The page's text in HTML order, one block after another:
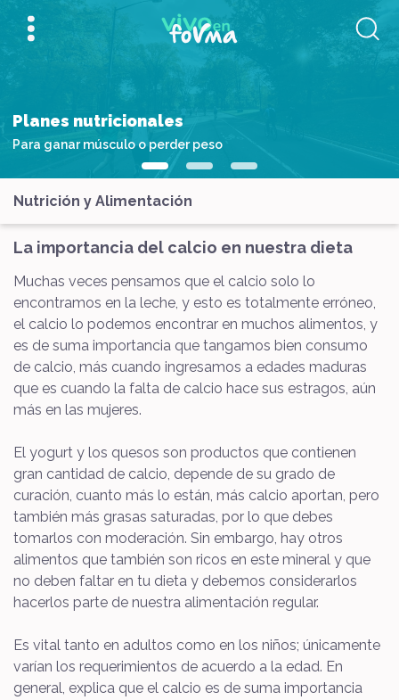
Planes nutricionales
Para ganar músculo o perder peso
Nutrición y Alimentación
La importancia del calcio en nuestra dieta
Muchas veces pensamos que el calcio solo lo
encontramos en la leche, y esto es totalmente erróneo,
el calcio lo podemos encontrar en muchos alimentos, y
es de suma importancia que tangamos bien consumo
de calcio, más cuando ingresamos a edades maduras
que es cuando la falta de calcio hace sus estragos, aún
más en las mujeres.
El yogurt y los quesos son productos que contienen
gran cantidad de calcio, depende de su grado de
curación, cuanto más lo están, más calcio aportan, pero
también más grasas saturadas, por lo que debes
tomarlos con moderación. Sin embargo, hay otros
alimentos que también son ricos en este mineral y que
no deben faltar en tu dieta y debemos considerarlos
hacerlos parte de nuestra alimentación regular.
Es vital tanto en adultos como en los niños; únicamente
varían los requerimientos de acuerdo a la edad. En
general, explica que el calcio es de suma importancia